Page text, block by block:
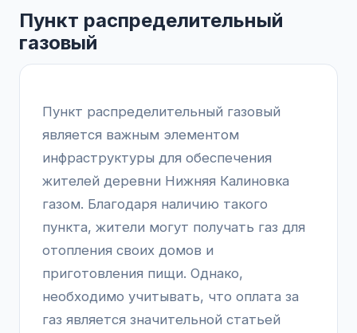
Пункт распределительный
газовый
Пункт распределительный газовый
является важным элементом
инфраструктуры для обеспечения
жителей деревни Нижняя Калиновка
газом. Благодаря наличию такого
пункта, жители могут получать газ для
отопления своих домов и
приготовления пищи. Однако,
необходимо учитывать, что оплата за
газ является значительной статьей